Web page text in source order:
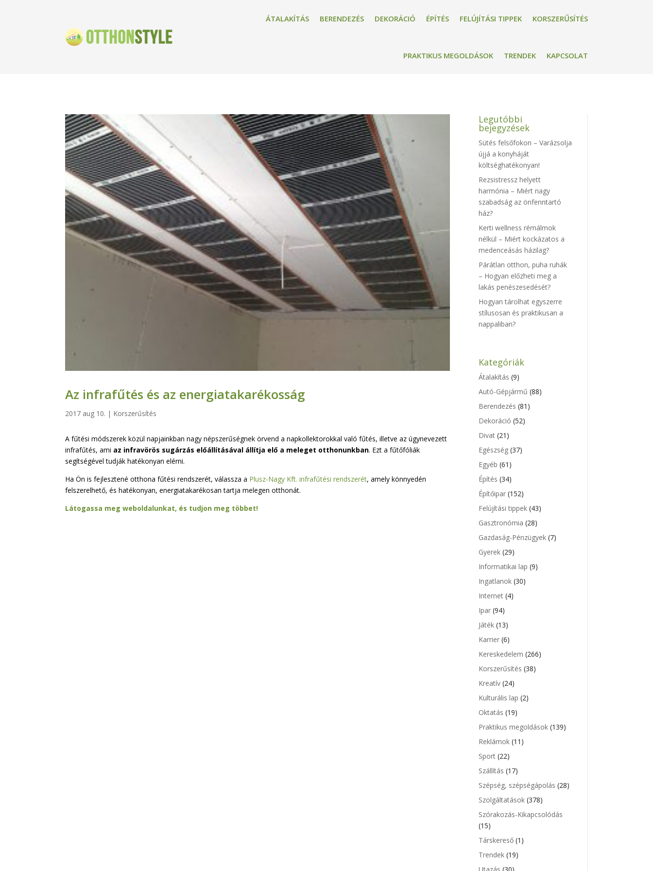
ÁTALAKÍTÁS BERENDEZÉS DEKORÁCIÓ ÉPÍTÉS FELÚJÍTÁSI TIPPEK KORSZERŰSÍTÉS
PRAKTIKUS MEGOLDÁSOK TRENDEK KAPCSOLAT
Az infrafűtés és az energiatakarékosság
2017 aug 10. | Korszerűsítés
A fűtési módszerek közül napjainkban nagy népszerűségnek örvend a napkollektorokkal való fűtés, illetve az úgynevezett
infrafűtés, ami az infravörös sugárzás előállításával állítja elő a meleget otthonunkban. Ezt a fűtőfóliák
segítségével tudják hatékonyan elérni.
Ha Ön is fejlesztené otthona fűtési rendszerét, válassza a Plusz-Nagy Kft. infrafűtési rendszerét, amely könnyedén
felszerelhető, és hatékonyan, energiatakarékosan tartja melegen otthonát.
Látogassa meg weboldalunkat, és tudjon meg többet!
Legutóbbi
bejegyzések
Sütés felsőfokon – Varázsolja
újjá a konyháját
költséghatékonyan!
Rezsistressz helyett
harmónia – Miért nagy
szabadság az önfenntartó
ház?
Kerti wellness rémálmok
nélkül – Miért kockázatos a
medenceásás házilag?
Párátlan otthon, puha ruhák
– Hogyan előzheti meg a
lakás penészesedését?
Hogyan tárolhat egyszerre
stílusosan és praktikusan a
nappaliban?
Kategóriák
Átalakítás (9)
Autó-Gépjármű (88)
Berendezés (81)
Dekoráció (52)
Divat (21)
Egészség (37)
Egyéb (61)
Építés (34)
Építőipar (152)
Felújítási tippek (43)
Gasztronómia (28)
Gazdaság-Pénzügyek (7)
Gyerek (29)
Informatikai lap (9)
Ingatlanok (30)
Internet (4)
Ipar (94)
Játék (13)
Karrier (6)
Kereskedelem (266)
Korszerűsítés (38)
Kreatív (24)
Kulturális lap (2)
Oktatás (19)
Praktikus megoldások (139)
Reklámok (11)
Sport (22)
Szállítás (17)
Szépség, szépségápolás (28)
Szolgáltatások (378)
Szórakozás-Kikapcsolódás
(15)
Társkereső (1)
Trendek (19)